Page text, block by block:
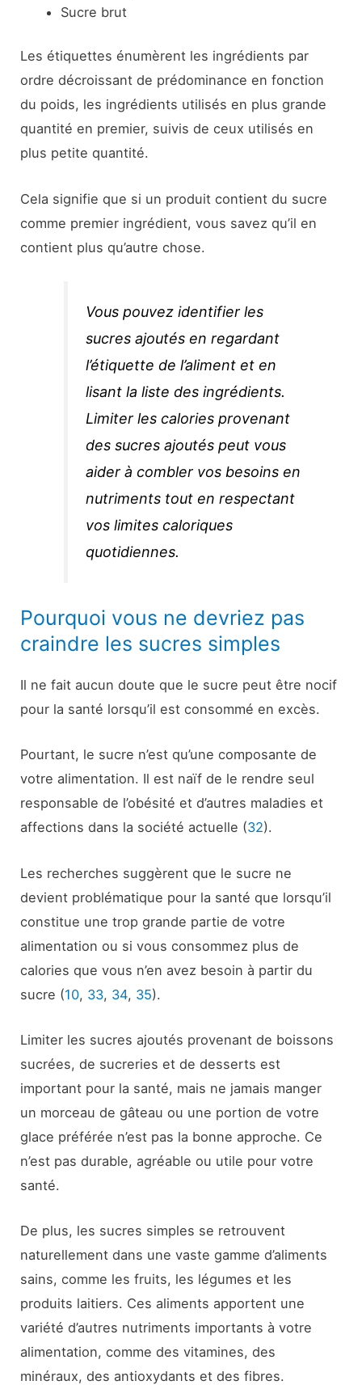
Sucre brut
Les étiquettes énumèrent les ingrédients par
ordre décroissant de prédominance en fonction
du poids, les ingrédients utilisés en plus grande
quantité en premier, suivis de ceux utilisés en
plus petite quantité.
Cela signifie que si un produit contient du sucre
comme premier ingrédient, vous savez qu’il en
contient plus qu’autre chose.
Vous pouvez identifier les
sucres ajoutés en regardant
l’étiquette de l’aliment et en
lisant la liste des ingrédients.
Limiter les calories provenant
des sucres ajoutés peut vous
aider à combler vos besoins en
nutriments tout en respectant
vos limites caloriques
quotidiennes.
Pourquoi vous ne devriez pas
craindre les sucres simples
Il ne fait aucun doute que le sucre peut être nocif
pour la santé lorsqu’il est consommé en excès.
Pourtant, le sucre n’est qu’une composante de
votre alimentation. Il est naïf de le rendre seul
responsable de l’obésité et d’autres maladies et
affections dans la société actuelle (32).
Les recherches suggèrent que le sucre ne
devient problématique pour la santé que lorsqu’il
constitue une trop grande partie de votre
alimentation ou si vous consommez plus de
calories que vous n’en avez besoin à partir du
sucre (10, 33, 34, 35).
Limiter les sucres ajoutés provenant de boissons
sucrées, de sucreries et de desserts est
important pour la santé, mais ne jamais manger
un morceau de gâteau ou une portion de votre
glace préférée n’est pas la bonne approche. Ce
n’est pas durable, agréable ou utile pour votre
santé.
De plus, les sucres simples se retrouvent
naturellement dans une vaste gamme d’aliments
sains, comme les fruits, les légumes et les
produits laitiers. Ces aliments apportent une
variété d’autres nutriments importants à votre
alimentation, comme des vitamines, des
minéraux, des antioxydants et des fibres.